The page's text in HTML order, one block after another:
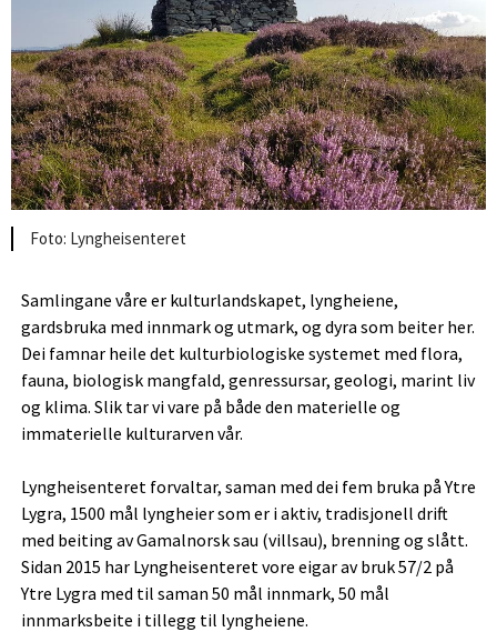
Lyngheisenteret
Samlingane våre er kulturlandskapet, lyngheiene,
gardsbruka med innmark og utmark, og dyra som beiter her.
Dei famnar heile det kulturbiologiske systemet med flora,
fauna, biologisk mangfald, genressursar, geologi, marint liv
og klima. Slik tar vi vare på både den materielle og
immaterielle kulturarven vår.
Lyngheisenteret forvaltar, saman med dei fem bruka på Ytre
Lygra, 1500 mål lyngheier som er i aktiv, tradisjonell drift
med beiting av Gamalnorsk sau (villsau), brenning og slått.
Sidan 2015 har Lyngheisenteret vore eigar av bruk 57/2 på
Ytre Lygra med til saman 50 mål innmark, 50 mål
innmarksbeite i tillegg til lyngheiene.